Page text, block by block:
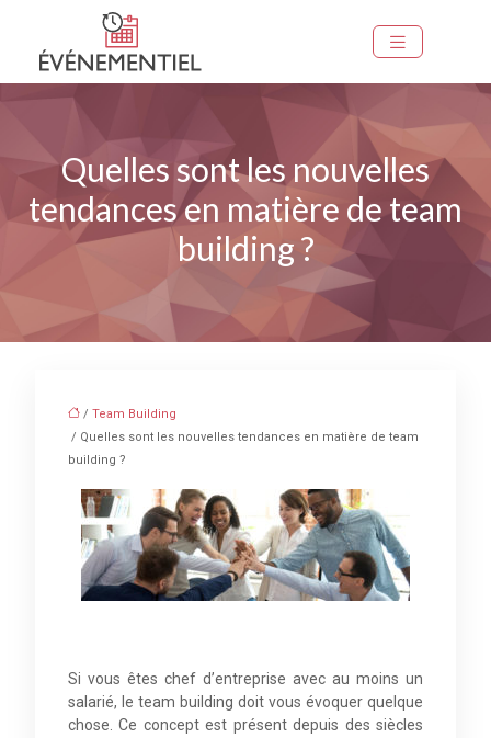
Quelles sont les nouvelles
tendances en matière de team
building ?
/ Team Building
/ Quelles sont les nouvelles tendances en matière de team
building ?
Si vous êtes chef d’entreprise avec au moins un
salarié, le team building doit vous évoquer quelque
chose. Ce concept est présent depuis des siècles